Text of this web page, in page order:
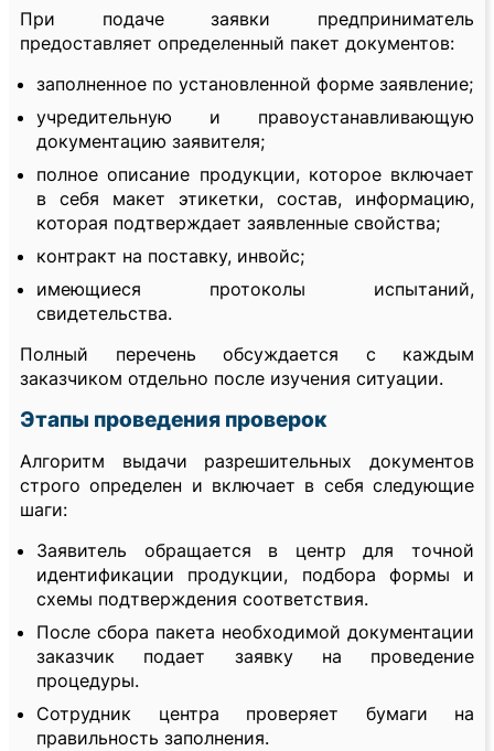
При подаче заявки предприниматель
предоставляет определенный пакет документов:
заполненное по установленной форме заявление;
учредительную и правоустанавливающую
документацию заявителя;
полное описание продукции, которое включает
в себя макет этикетки, состав, информацию,
которая подтверждает заявленные свойства;
контракт на поставку, инвойс;
имеющиеся протоколы испытаний,
свидетельства.
Полный перечень обсуждается с каждым
заказчиком отдельно после изучения ситуации.
Этапы проведения проверок
Алгоритм выдачи разрешительных документов
строго определен и включает в себя следующие
шаги:
Заявитель обращается в центр для точной
идентификации продукции, подбора формы и
схемы подтверждения соответствия.
После сбора пакета необходимой документации
заказчик подает заявку на проведение
процедуры.
Сотрудник центра проверяет бумаги на
правильность заполнения.